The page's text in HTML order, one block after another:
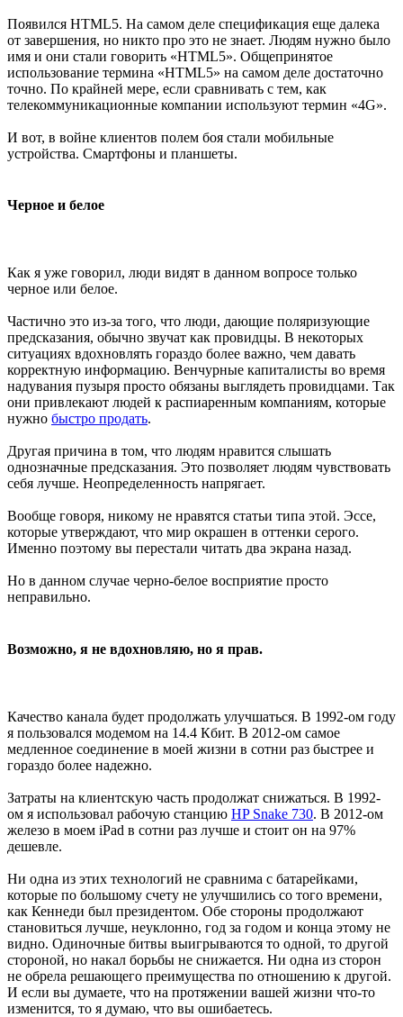
Появился HTML5. На самом деле спецификация еще далека
от завершения, но никто про это не знает. Людям нужно было
имя и они стали говорить «HTML5». Общепринятое
использование термина «HTML5» на самом деле достаточно
точно. По крайней мере, если сравнивать с тем, как
телекоммуникационные компании используют термин «4G».
И вот, в войне клиентов полем боя стали мобильные
устройства. Смартфоны и планшеты.
Черное и белое
Как я уже говорил, люди видят в данном вопросе только
черное или белое.
Частично это из-за того, что люди, дающие поляризующие
предсказания, обычно звучат как провидцы. В некоторых
ситуациях вдохновлять гораздо более важно, чем давать
корректную информацию. Венчурные капиталисты во время
надувания пузыря просто обязаны выглядеть провидцами. Так
они привлекают людей к распиаренным компаниям, которые
нужно быстро продать.
Другая причина в том, что людям нравится слышать
однозначные предсказания. Это позволяет людям чувствовать
себя лучше. Неопределенность напрягает.
Вообще говоря, никому не нравятся статьи типа этой. Эссе,
которые утверждают, что мир окрашен в оттенки серого.
Именно поэтому вы перестали читать два экрана назад.
Но в данном случае черно-белое восприятие просто
неправильно.
Возможно, я не вдохновляю, но я прав.
Качество канала будет продолжать улучшаться. В 1992-ом году
я пользовался модемом на 14.4 Кбит. В 2012-ом самое
медленное соединение в моей жизни в сотни раз быстрее и
гораздо более надежно.
Затраты на клиентскую часть продолжат снижаться. В 1992-
ом я использовал рабочую станцию HP Snake 730. В 2012-ом
железо в моем iPad в сотни раз лучше и стоит он на 97%
дешевле.
Ни одна из этих технологий не сравнима с батарейками,
которые по большому счету не улучшились со того времени,
как Кеннеди был президентом. Обе стороны продолжают
становиться лучше, неуклонно, год за годом и конца этому не
видно. Одиночные битвы выигрываются то одной, то другой
стороной, но накал борьбы не снижается. Ни одна из сторон
не обрела решающего преимущества по отношению к другой.
И если вы думаете, что на протяжении вашей жизни что-то
изменится, то я думаю, что вы ошибаетесь.